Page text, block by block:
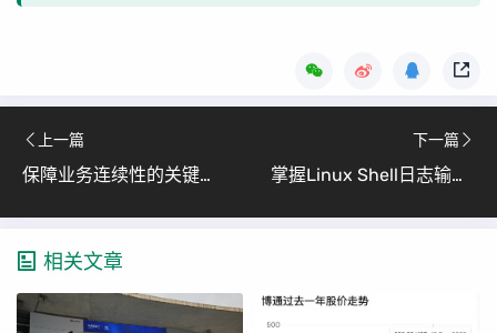
上一篇
保障业务连续性的关键（Linux可用性故障排查与应对指南）
下一篇
掌握Linux Shell日志输出（从入门到实战）
相关文章